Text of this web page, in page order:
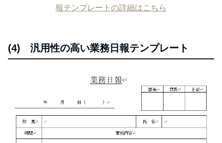
報テンプレートの詳細はこちら
(4) 汎用性の高い業務日報テンプレート